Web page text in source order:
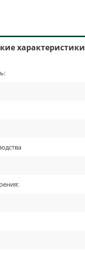
характеристики